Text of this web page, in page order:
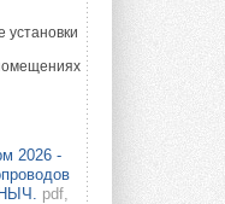
установки
2026 -
pdf,